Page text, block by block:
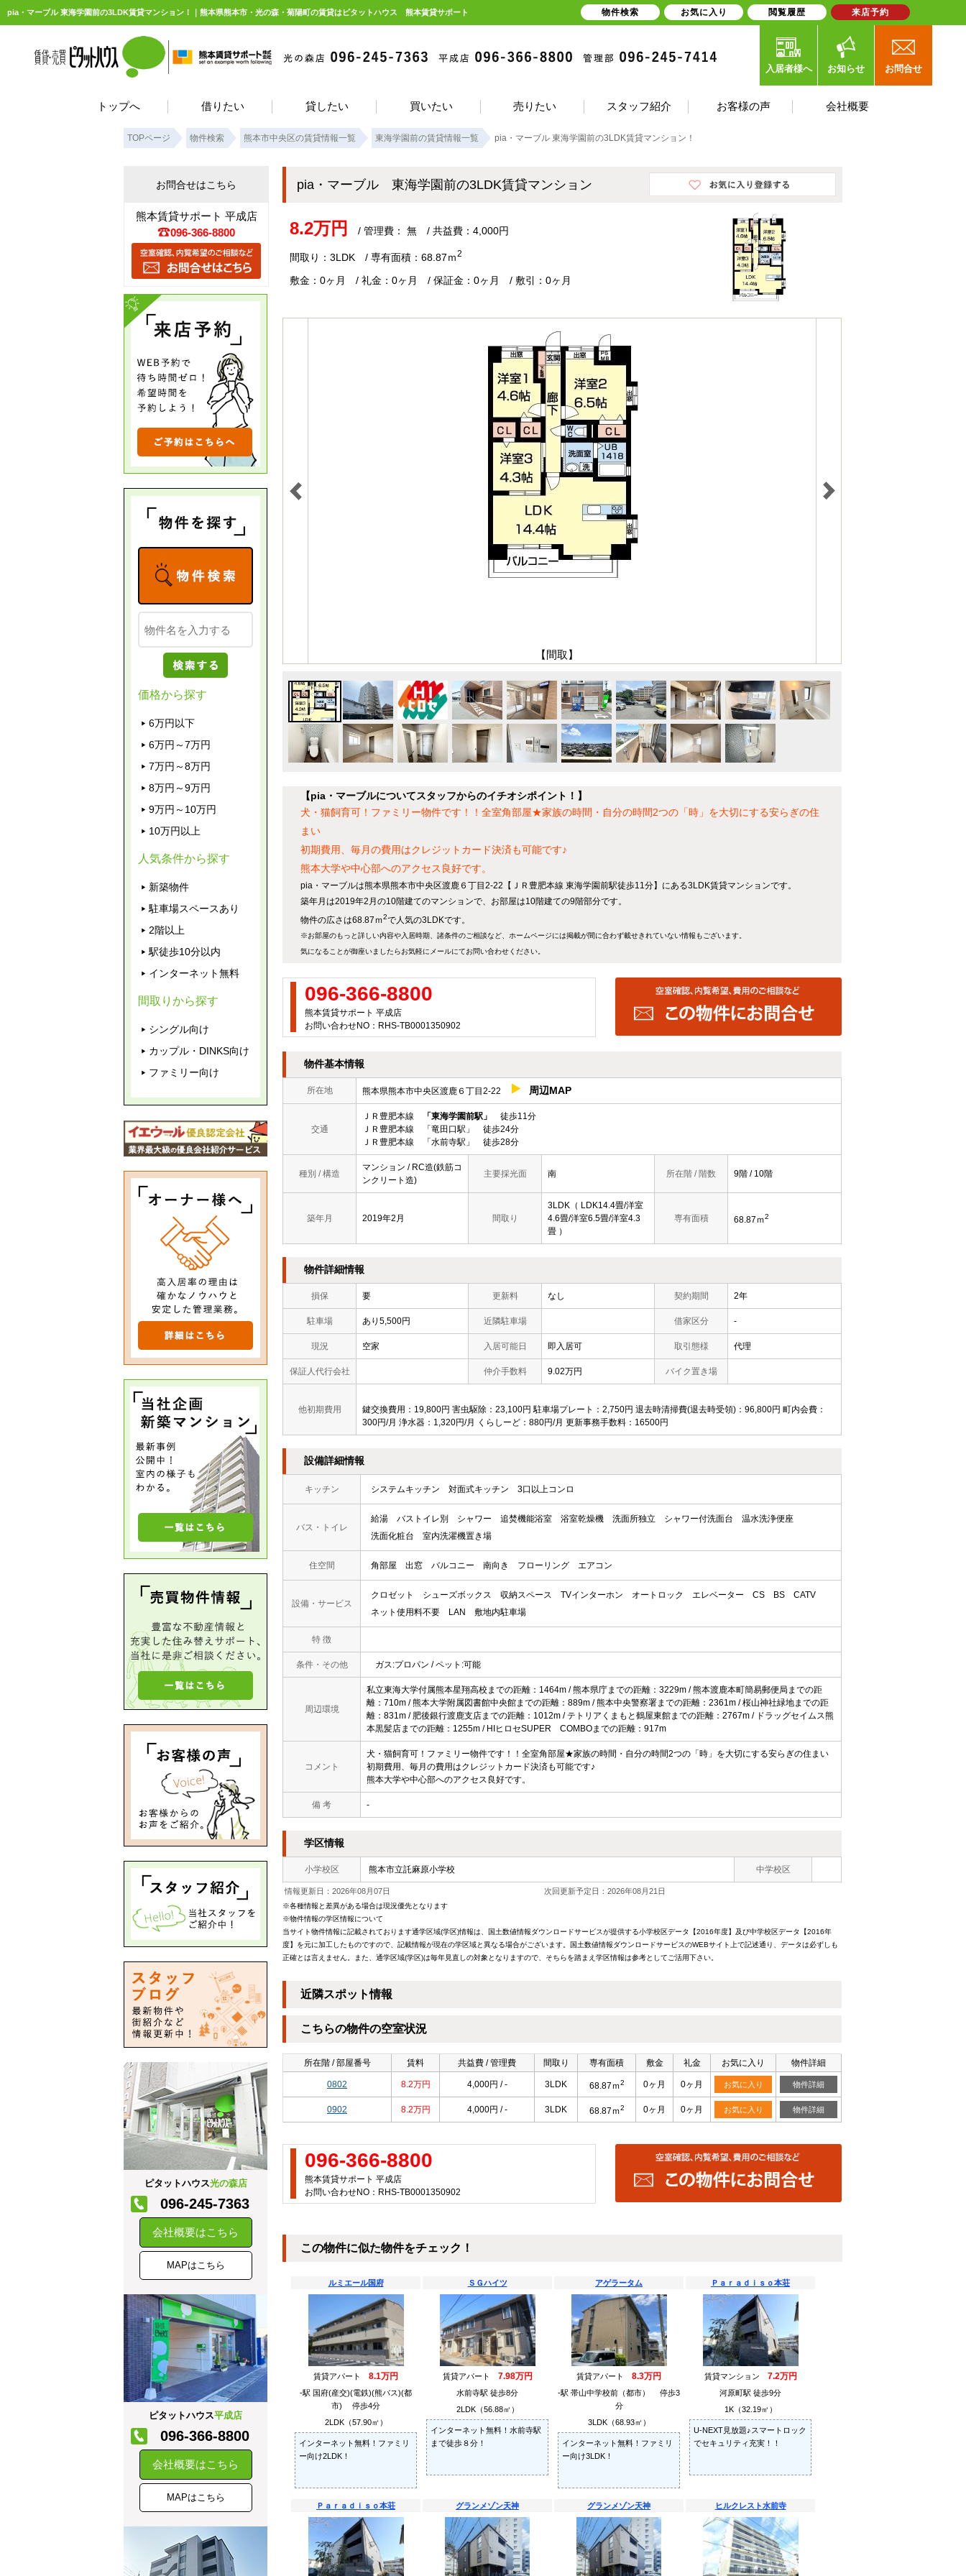
pia・マーブル 東海学園前の3LDK賃貸マンション！｜熊本県熊本市・光の森・菊陽町の賃貸はピタットハウス 熊本賃貸サポート
入居者様へ お知らせ お問合せ
トップへ 借りたい 貸したい 買いたい 売りたい スタッフ紹介 お客様の声 会社概要
TOPページ 物件検索 熊本市中央区の賃貸情報一覧 東海学園前の賃貸情報一覧 pia・マーブル 東海学園前の3LDK賃貸マンション！
pia・マーブル 東海学園前の3LDK賃貸マンション
8.2万円 / 管理費： 無 / 共益費：4,000円
間取り：3LDK / 専有面積：68.87ｍ2
敷金：0ヶ月 / 礼金：0ヶ月 / 保証金：0ヶ月 / 敷引：0ヶ月
【間取】
【pia・マーブルについてスタッフからのイチオシポイント！】
犬・猫飼育可！ファミリー物件です！！全室角部屋★家族の時間・自分の時間2つの「時」を大切にする安らぎの住
まい
初期費用、毎月の費用はクレジットカード決済も可能です♪
熊本大学や中心部へのアクセス良好です。
pia・マーブルは熊本県熊本市中央区渡鹿６丁目2-22【ＪＲ豊肥本線 東海学園前駅徒歩11分】にある3LDK賃貸マンションです。
築年月は2019年2月の10階建てのマンションで、お部屋は10階建ての9階部分です。
物件の広さは68.87ｍ2で人気の3LDKです。
※お部屋のもっと詳しい内容や入居時期、諸条件のご相談など、ホームページには掲載が間に合わず載せきれていない情報もございます。
気になることが御座いましたらお気軽にメールにてお問い合わせください。
096-366-8800
熊本賃貸サポート 平成店
お問い合わせNO：RHS-TB0001350902
物件基本情報
所在地 熊本県熊本市中央区渡鹿６丁目2-22 周辺MAP
交通
ＪＲ豊肥本線 「東海学園前駅」
徒歩11分
ＪＲ豊肥本線 「竜田口駅」 徒歩24分
ＪＲ豊肥本線 「水前寺駅」 徒歩28分
種別 / 構造
マンション / RC造(鉄筋コ
ンクリート造)
主要採光面 南 所在階 / 階数 9階 / 10階
築年月 2019年2月 間取り
3LDK（ LDK14.4畳/洋室
4.6畳/洋室6.5畳/洋室4.3
畳 ）
専有面積 68.87ｍ2
物件詳細情報
損保 要 更新料 なし 契約期間 2年
駐車場 あり5,500円 近隣駐車場 借家区分 -
現況 空家 入居可能日 即入居可 取引態様 代理
保証人代行会社 仲介手数料 9.02万円 バイク置き場
他初期費用
鍵交換費用：19,800円 害虫駆除：23,100円 駐車場プレート：2,750円 退去時清掃費(退去時受領)：96,800円 町内会費：
300円/月 浄水器：1,320円/月 くらしーど：880円/月 更新事務手数料：16500円
設備詳細情報
キッチン システムキッチン 対面式キッチン 3口以上コンロ
バス・トイレ
給湯 バストイレ別 シャワー 追焚機能浴室 浴室乾燥機 洗面所独立 シャワー付洗面台
温水洗浄便座
洗面化粧台
室内洗濯機置き場
住空間 角部屋 出窓 バルコニー 南向き フローリング エアコン
設備・サービス
クロゼット シューズボックス 収納スペース TVインターホン オートロック エレベーター CS BS
CATV
ネット使用料不要
LAN 敷地内駐車場
特 徴
条件・その他 ガス:プロパン / ペット:可能
周辺環境
私立東海大学付属熊本星翔高校までの距離：1464m / 熊本県庁までの距離：3229m / 熊本渡鹿本町簡易郵便局までの距
離：710m / 熊本大学附属図書館中央館までの距離：889m / 熊本中央警察署までの距離：2361m / 桜山神社緑地までの距
離：831m / 肥後銀行渡鹿支店までの距離：1012m / テトリアくまもと鶴屋東館までの距離：2767m / ドラッグセイムス熊
本黒髪店までの距離：1255m / HIヒロセSUPER COMBOまでの距離：917m
コメント
犬・猫飼育可！ファミリー物件です！！全室角部屋★家族の時間・自分の時間2つの「時」を大切にする安らぎの住まい
初期費用、毎月の費用はクレジットカード決済も可能です♪
熊本大学や中心部へのアクセス良好です。
備 考 -
学区情報
小学校区 熊本市立託麻原小学校 中学校区
情報更新日：2026年08月07日 次回更新予定日：2026年08月21日
※各種情報と差異がある場合は現況優先となります
※物件情報の学区情報について
当サイト物件情報に記載されております通学区域(学区)情報は、国土数値情報ダウンロードサービスが提供する小学校区データ【2016年度】及び中学校区データ【2016年
度】を元に加工したものですので、記載情報が現在の学区域と異なる場合がございます。国土数値情報ダウンロードサービスのWEBサイト上で記述通り、データは必ずしも
正確とは言えません。また、通学区域(学区)は毎年見直しの対象となりますので、そちらを踏まえ学区情報は参考としてご活用下さい。
近隣スポット情報
こちらの物件の空室状況
所在階 / 部屋番号 賃料 共益費 / 管理費 間取り 専有面積 敷金 礼金 お気に入り 物件詳細
0802 8.2万円 4,000円 / - 3LDK 68.87ｍ2 0ヶ月 0ヶ月 お気に入り 物件詳細
0902 8.2万円 4,000円 / - 3LDK 68.87ｍ2 0ヶ月 0ヶ月 お気に入り 物件詳細
096-366-8800
熊本賃貸サポート 平成店
お問い合わせNO：RHS-TB0001350902
この物件に似た物件をチェック！
ルミエール国府
賃貸アパート 8.1万円
-駅 国府(産交)(電鉄)(熊バス)(都
市) 停歩4分
2LDK（57.90㎡）
インターネット無料！ファミリ
ー向け2LDK！
ＳＧハイツ
賃貸アパート 7.98万円
水前寺駅 徒歩8分
2LDK（56.88㎡）
インターネット無料！水前寺駅
まで徒歩８分！
アゲラータム
賃貸アパート 8.3万円
-駅 帯山中学校前（都市） 停歩3
分
3LDK（68.93㎡）
インターネット無料！ファミリ
ー向け3LDK！
Ｐａｒａｄｉｓｏ本荘
賃貸マンション 7.2万円
河原町駅 徒歩9分
1K（32.19㎡）
U-NEXT見放題♪スマートロック
でセキュリティ充実！！
Ｐａｒａｄｉｓｏ本荘 グランメゾン天神 グランメゾン天神 ヒルクレスト水前寺
お問合せはこちら
熊本賃貸サポート 平成店
096-366-8800
価格から探す
6万円以下
6万円～7万円
7万円～8万円
8万円～9万円
9万円～10万円
10万円以上
人気条件から探す
新築物件
駐車場スペースあり
2階以上
駅徒歩10分以内
インターネット無料
間取りから探す
シングル向け
カップル・DINKS向け
ファミリー向け
ピタットハウス光の森店
096-245-7363
会社概要はこちら
MAPはこちら
ピタットハウス平成店
096-366-8800
会社概要はこちら
MAPはこちら
物件検索 お気に入り 閲覧履歴 来店予約